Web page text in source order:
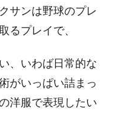
サンは野球のプレ
るプレイで、
、いわば日常的な
がいっぱい詰まっ
洋服で表現したい